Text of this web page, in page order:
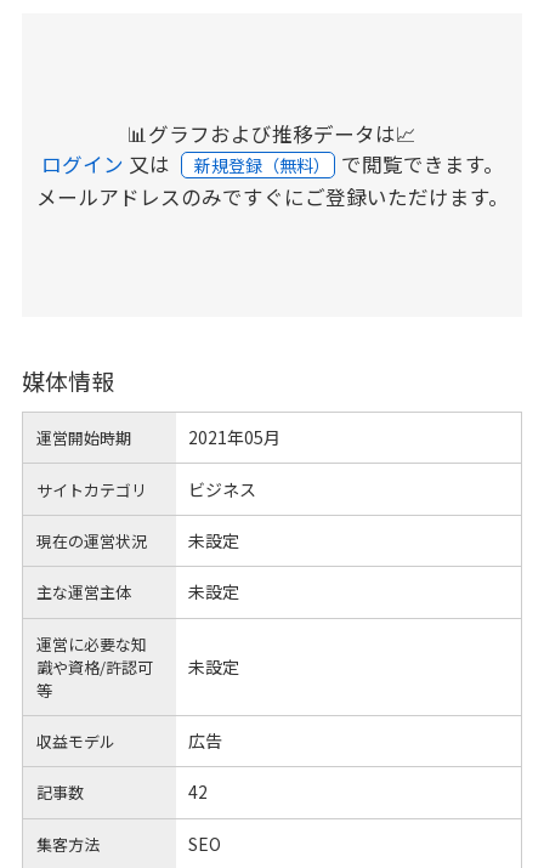
📊グラフおよび推移データは📈
ログイン 又は 新規登録（無料） で閲覧できます。
メールアドレスのみですぐにご登録いただけます。
媒体情報
運営開始時期 2021年05月
サイトカテゴリ ビジネス
現在の運営状況 未設定
主な運営主体 未設定
運営に必要な知
識や資格/許認可
等
未設定
収益モデル 広告
記事数 42
集客方法 SEO